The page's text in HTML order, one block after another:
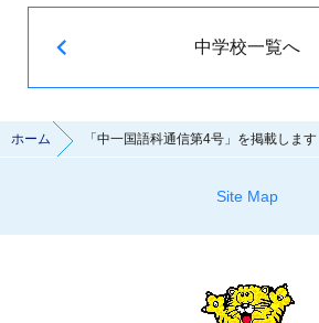
中学校一覧へ
ホーム 「中一国語科通信第4号」を掲載します
Site Map